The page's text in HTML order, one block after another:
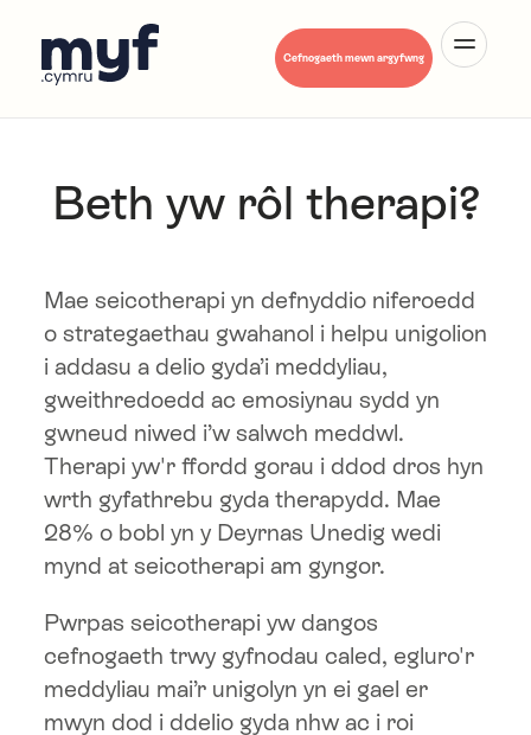
Cefnogaeth mewn argyfwng
English
Amdanom Ni
Iechyd Meddwl A-Y
Hwb Myf
Hwb Fideo
Cysylltwch â ni
Beth yw rôl therapi?
Mae seicotherapi yn defnyddio niferoedd
o strategaethau gwahanol i helpu unigolion
i addasu a delio gyda’i meddyliau,
gweithredoedd ac emosiynau sydd yn
gwneud niwed i’w salwch meddwl.
Therapi yw'r ffordd gorau i ddod dros hyn
wrth gyfathrebu gyda therapydd. Mae
28% o bobl yn y Deyrnas Unedig wedi
mynd at seicotherapi am gyngor.
Pwrpas seicotherapi yw dangos
cefnogaeth trwy gyfnodau caled, egluro'r
meddyliau mai’r unigolyn yn ei gael er
mwyn dod i ddelio gyda nhw ac i roi